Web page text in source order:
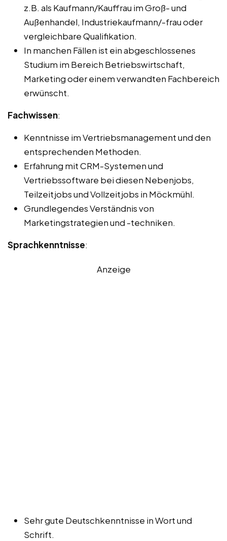
z.B. als Kaufmann/Kauffrau im Groß- und
Außenhandel, Industriekaufmann/-frau oder
vergleichbare Qualifikation.
In manchen Fällen ist ein abgeschlossenes
Studium im Bereich Betriebswirtschaft,
Marketing oder einem verwandten Fachbereich
erwünscht.
Fachwissen:
Kenntnisse im Vertriebsmanagement und den
entsprechenden Methoden.
Erfahrung mit CRM-Systemen und
Vertriebssoftware bei diesen Nebenjobs,
Teilzeitjobs und Vollzeitjobs in Möckmühl.
Grundlegendes Verständnis von
Marketingstrategien und -techniken.
Sprachkenntnisse:
Anzeige
Sehr gute Deutschkenntnisse in Wort und
Schrift.